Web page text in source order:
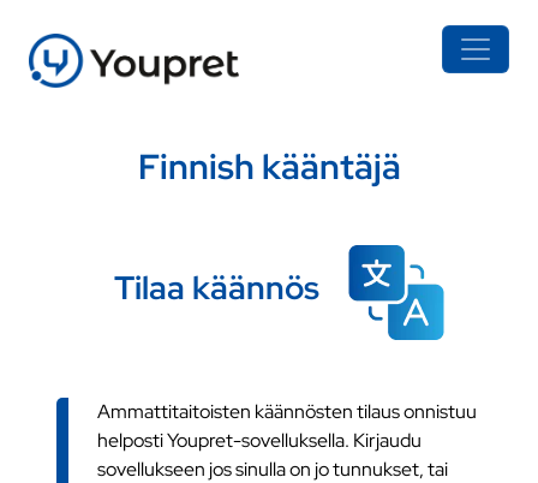
Finnish kääntäjä
Tilaa käännös
Ammattitaitoisten käännösten tilaus onnistuu
helposti Youpret-sovelluksella. Kirjaudu
sovellukseen jos sinulla on jo tunnukset, tai